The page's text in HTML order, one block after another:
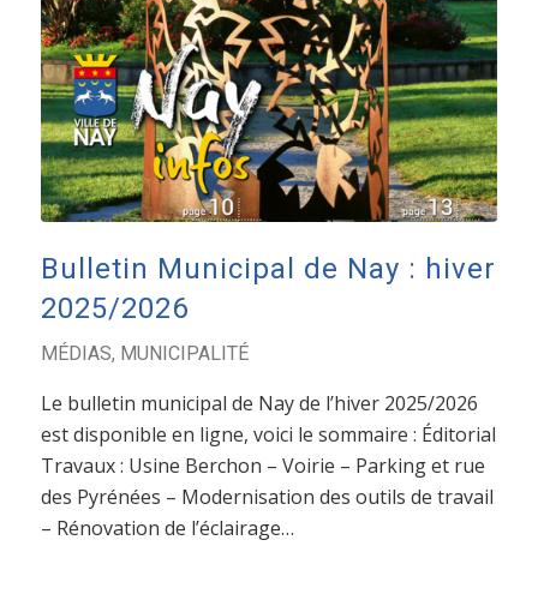
Bulletin Municipal de Nay : hiver
2025/2026
MÉDIAS, MUNICIPALITÉ
Le bulletin municipal de Nay de l’hiver 2025/2026
est disponible en ligne, voici le sommaire : Éditorial
Travaux : Usine Berchon – Voirie – Parking et rue
des Pyrénées – Modernisation des outils de travail
– Rénovation de l’éclairage…